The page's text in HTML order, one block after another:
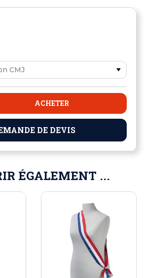
ACHETER
DE DEVIS
ÉGALEMENT ...